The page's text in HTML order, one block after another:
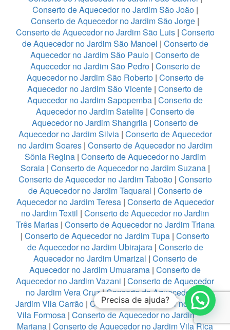
Conserto de Aquecedor no Jardim São João|
Conserto de Aquecedor no Jardim São Jorge |
Conserto de Aquecedor no Jardim São Luis| Conserto
de Aquecedor no Jardim São Manoel | Conserto de
Aquecedor no Jardim São Paulo | Conserto de
Aquecedor no Jardim São Pedro| Conserto de
Aquecedor no Jardim São Roberto| Conserto de
Aquecedor no Jardim São Vicente | Conserto de
Aquecedor no Jardim Sapopemba | Conserto de
Aquecedor no Jardim Satelite| Conserto de
Aquecedor no Jardim Shangrila | Conserto de
Aquecedor no Jardim Silvia| Conserto de Aquecedor
no Jardim Soares | Conserto de Aquecedor no Jardim
Sônia Regina| Conserto de Aquecedor no Jardim
Soraia| Conserto de Aquecedor no Jardim Suzana|
Conserto de Aquecedor no Jardim Taboão| Conserto
de Aquecedor no Jardim Taquaral | Conserto de
Aquecedor no Jardim Teresa| Conserto de Aquecedor
no Jardim Textil | Conserto de Aquecedor no Jardim
Três Marias| Conserto de Aquecedor no Jardim Triana
| Conserto de Aquecedor no Jardim Tupa | Conserto
de Aquecedor no Jardim Ubirajara| Conserto de
Aquecedor no Jardim Umarizal | Conserto de
Aquecedor no Jardim Umuarama | Conserto de
Aquecedor no Jardim Vazani | Conserto de Aquecedor
no Jardim Vera Cruz|Conserto de Aquecedor no
Jardim Vila Carrão | Conserto de Aquecedor no Jardim
Vila Formosa | Conserto de Aquecedor no Jardim Vila
Mariana | Conserto de Aquecedor no Jardim Vila Rica
Precisa de ajuda?